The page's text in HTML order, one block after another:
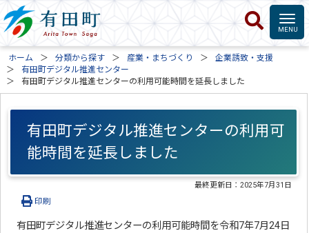
ホーム 分類から探す 産業・まちづくり
企業誘致・支援
有田町デジタル推進センター
有田町デジタル推進センターの利用可能時間を延長しました
有田町デジタル推進センターの利用可
能時間を延長しました
最終更新日：2025年7月31日
印刷
有田町デジタル推進センターの利用可能時間を令和7年7月24日